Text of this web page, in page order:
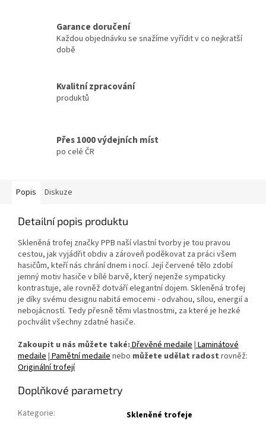
Garance doručení
Každou objednávku se snažíme vyřídit v co nejkratší
době
Kvalitní zpracování
produktů
Přes 1000 výdejních míst
po celé ČR
Popis Diskuze
Detailní popis produktu
Skleněná trofej značky PPB naší vlastní tvorby je tou pravou
cestou, jak vyjádřit obdiv a zároveň poděkovat za práci všem
hasičům, kteří nás chrání dnem i nocí. Její červené tělo zdobí
jemný motiv hasiče v bílé barvě, který nejenže sympaticky
kontrastuje, ale rovněž dotváří elegantní dojem. Skleněná trofej
je díky svému designu nabitá emocemi - odvahou, sílou, energií a
nebojácností. Tedy přesně těmi vlastnostmi, za které je hezké
pochválit všechny zdatné hasiče.
Zakoupit u nás můžete také:Dřevěné medaile|Laminátové
medaile|Pamětní medailenebo můžete udělat radost rovněž:
Originální trofejí
Doplňkové parametry
Kategorie:
Skleněné trofeje